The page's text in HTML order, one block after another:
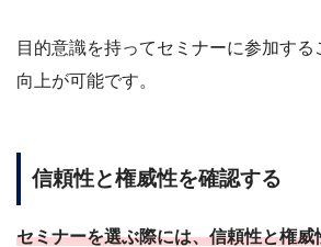
目的意識を持ってセミナーに参加す
向上が可能です。
信頼性と権威性を確認する
セミナーを選ぶ際には、信頼性と権威